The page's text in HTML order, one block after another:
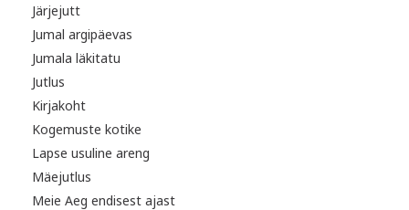
Järjejutt
Jumal argipäevas
Jumala läkitatu
Jutlus
Kirjakoht
Kogemuste kotike
Lapse usuline areng
Mäejutlus
Meie Aeg endisest ajast